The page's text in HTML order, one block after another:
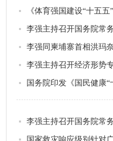
《体育强国建设“十五
李强主持召开国务院常
李强同柬埔寨首相洪玛
李强主持召开经济形势
国务院印发《国民健康“
李强主持召开国务院常
国家救灾响应级别针对